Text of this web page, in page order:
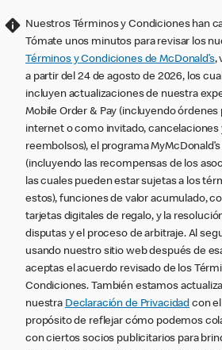
Nuestros Términos y Condiciones han
Tómate unos minutos para revisar los
Términos y Condiciones de McDonald’s,
a partir del 24 de agosto de 2026, los
incluyen actualizaciones de nuestra
Mobile Order & Pay (incluyendo órdenes
internet o como invitado, cancelaciones
reembolsos), el programa
(incluyendo las recompensas de los
las cuales pueden estar sujetas a los
estos), funciones de valor acumulado,
tarjetas digitales de regalo, y la
disputas y el proceso de arbitraje. Al
usando nuestro sitio web después de
aceptas el acuerdo revisado de los
Condiciones. También estamos
nuestra Declaración de Privacidad con el
propósito de reflejar cómo podemos
con ciertos socios publicitarios para